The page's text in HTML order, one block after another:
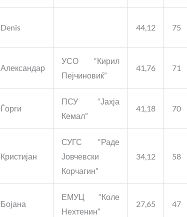
Denis 44,12 75
Александар
УСО “Кирил
Пејчиновиќ”
41,76 71
Ѓорги
ПСУ “Јахја
Кемал”
41,18 70
Кристијан
СУГС “Раде
Јовчевски
Корчагин”
34,12 58
Бојана
ЕМУЦ “Коле
Нехтенин”
27,65 47